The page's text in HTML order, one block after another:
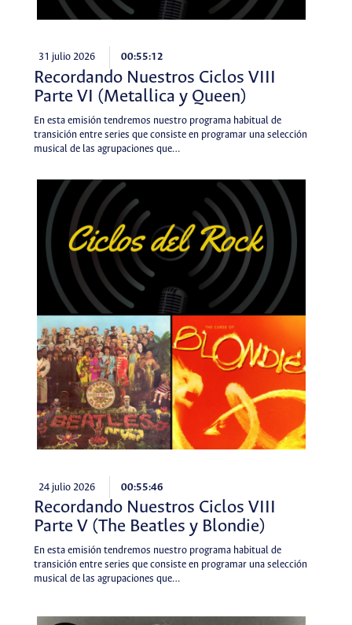
31 julio 2026 00:55:12
Recordando Nuestros Ciclos VIII
Parte VI (Metallica y Queen)
En esta emisión tendremos nuestro programa habitual de
transición entre series que consiste en programar una selección
musical de las agrupaciones que…
24 julio 2026 00:55:46
Recordando Nuestros Ciclos VIII
Parte V (The Beatles y Blondie)
En esta emisión tendremos nuestro programa habitual de
transición entre series que consiste en programar una selección
musical de las agrupaciones que…